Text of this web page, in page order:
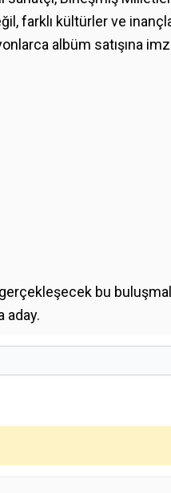
farklı kültürler ve
albüm satışına
bu
aday.